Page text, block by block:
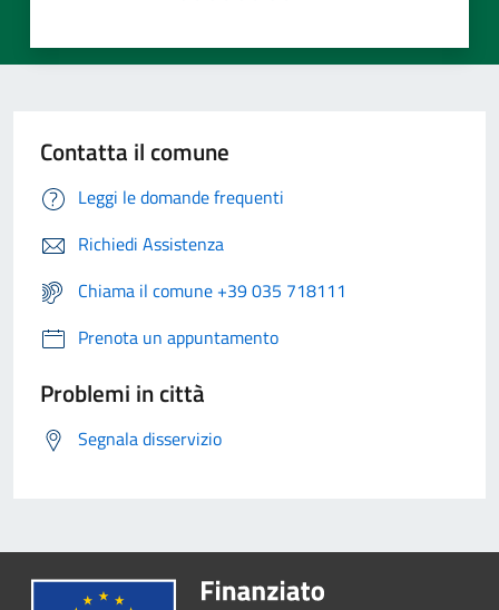
Contatta il comune
Leggi le domande frequenti
Richiedi Assistenza
Chiama il comune +39 035 718111
Prenota un appuntamento
Problemi in città
Segnala disservizio